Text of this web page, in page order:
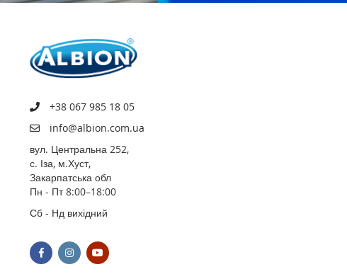
+38 067 985 18 05
info@albion.com.ua
вул. Центральна 252,
с. Іза, м.Хуст,
Закарпатська обл
Пн - Пт 8:00–18:00
Сб - Нд вихідний